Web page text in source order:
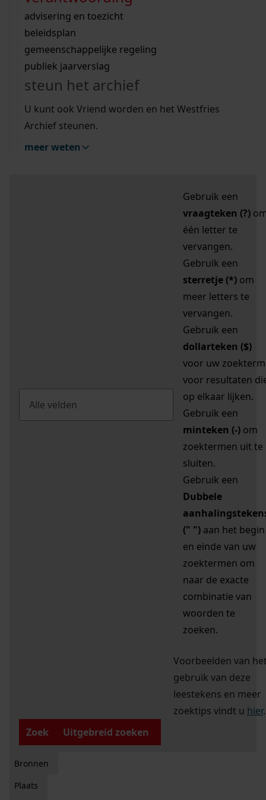
bouwvergunningen
omgevingsvergunningen
vergunningen
beeld en geluid
uitleg nodig?
Wij helpen u op weg met een aantal zoektips.
bekijk alle zoektips
Wij helpen u op weg met een aantal zoektips.
bekijk alle zoektips
bekijk ons geschiedenislokaal
advisering en toezicht
beleidsplan
gemeenschappelijke regeling
publiek jaarverslag
steun het archief
U kunt ook Vriend worden en het Westfries
Archief steunen.
meer weten
zoektips
Mijn Studiezaal (inloggen)
uw zoekopdracht te
Gebruik een
vraagteken (?)
één letter te
vervangen.
Gebruik een
sterretje (*) om
meer letters te
vervangen.
Gebruik een
dollarteken ($)
voor uw zoekterm
voor resultaten
op elkaar lijken.
Gebruik een
minteken (-) om
zoektermen uit te
sluiten.
Gebruik een
Dubbele
(" ") aan het begin
en einde van uw
zoektermen om
naar de exacte
combinatie van
woorden te
zoeken.
Voorbeelden van
gebruik van deze
leestekens en meer
zoektips vindt u hier.
Zoek
Uitgebreid zoeken
Bronnen
Plaats